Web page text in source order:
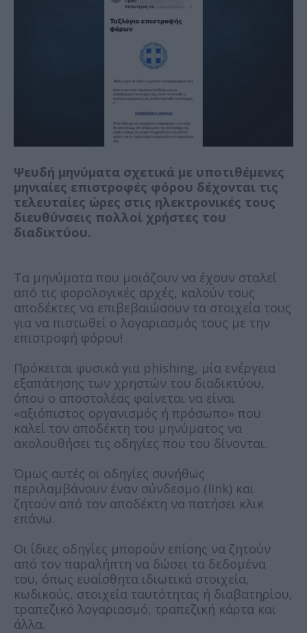
Ψευδή μηνύματα σχετικά με υποτιθέμενες
μηνιαίες επιστροφές φόρου δέχονται τις
τελευταίες ώρες στις ηλεκτρονικές τους
διευθύνσεις πολλοί χρήστες του
διαδικτύου.
Τα μηνύματα που μοιάζουν να έχουν σταλεί
από τις φορολογικές αρχές, καλούν τους
αποδέκτες να επιβεβαιώσουν τα στοιχεία τους
για να πιστωθεί ο λογαριασμός τους με την
επιστροφή φόρου!
Πρόκειται φυσικά για phishing, μία ενέργεια
εξαπάτησης των χρηστών του διαδικτύου,
όπου ο αποστολέας φαίνεται να είναι
«αξιόπιστος οργανισμός ή πρόσωπο» που
καλεί τον αποδέκτη του μηνύματος να
ακολουθήσει τις οδηγίες που του δίνονται.
Όμως αυτές οι οδηγίες συνήθως
περιλαμβάνουν έναν σύνδεσμο (link) και
ζητούν από τον αποδέκτη να πατήσει κλικ
επάνω.
Οι ίδιες οδηγίες μπορούν επίσης να ζητούν
από τον παραλήπτη να δώσει τα δεδομένα
του, όπως ευαίσθητα ιδιωτικά στοιχεία,
κωδικούς, στοιχεία ταυτότητας ή διαβατηρίου,
τραπεζικό λογαριασμό, τραπεζική κάρτα και
άλλα.